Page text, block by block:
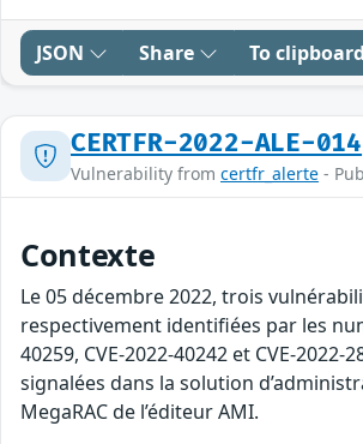
JSON Share To clipboard
CERTFR-2022-ALE-014
Vulnerability from certfr_alerte -
Contexte
Le 05 décembre 2022, trois
respectivement identifiées par les
40259, CVE-2022-40242 et CVE-2022-
signalées dans la solution
MegaRAC de l’éditeur AMI.